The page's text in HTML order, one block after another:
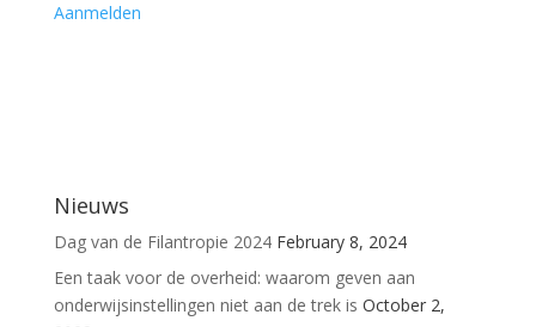
Aanmelden
Nieuws
Dag van de Filantropie 2024 February 8, 2024
Een taak voor de overheid: waarom geven aan
onderwijsinstellingen niet aan de trek is October 2,